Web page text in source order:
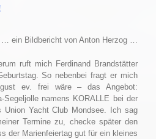
… ein Bildbericht von Anton Herzog …
ruft mich Ferdinand Brandstätter
So nebenbei fragt er mich
ev. frei wäre – das Angebot:
Segeljolle namens KORALLE bei der
Union Yacht Club Mondsee. Ich sag
Termine zu, checke später den
der Marienfeiertag gut für ein kleines